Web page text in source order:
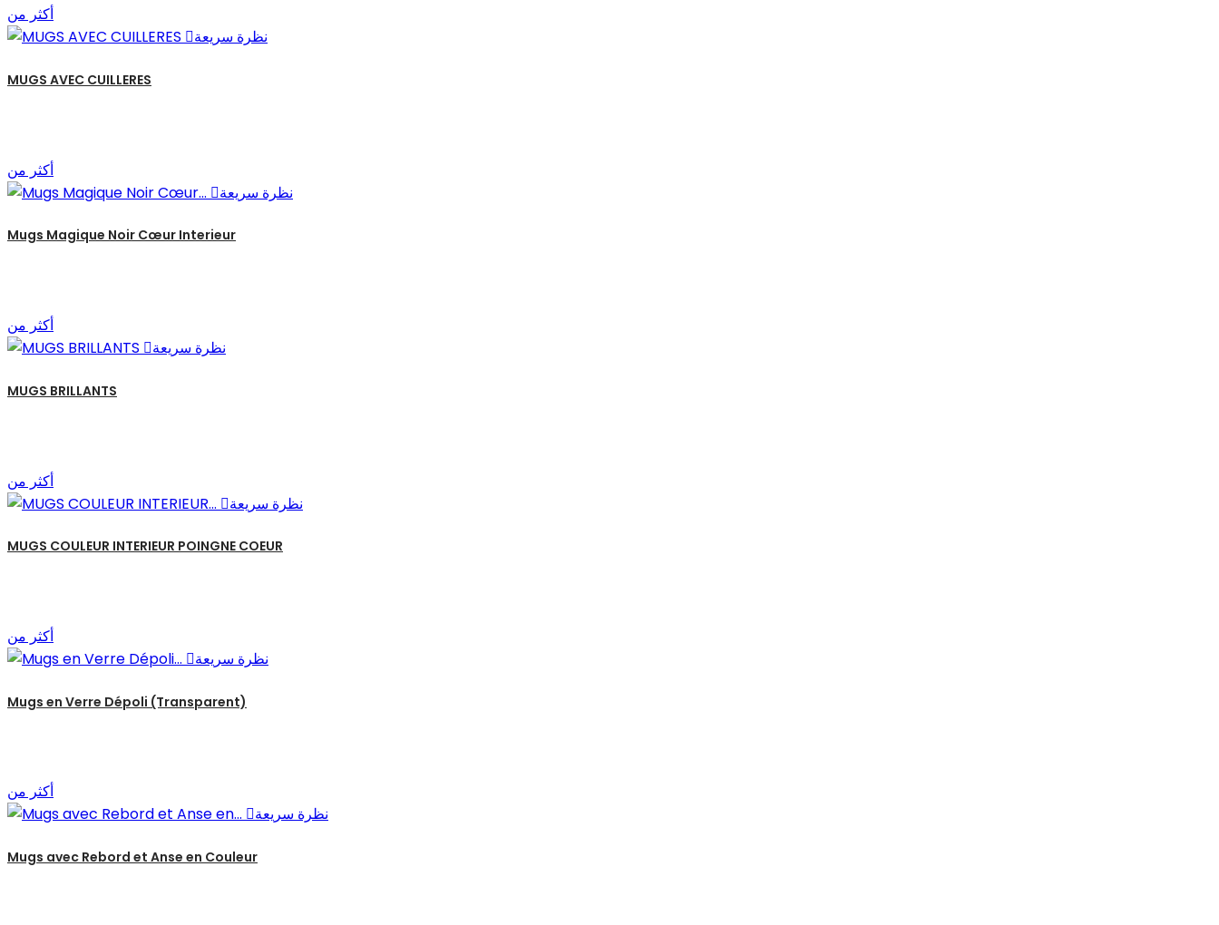
أكثر من
نظرة سريعة
MUGS AVEC CUILLERES
أكثر من
نظرة سريعة
Mugs Magique Noir Cœur Interieur
أكثر من
نظرة سريعة
MUGS BRILLANTS
أكثر من
نظرة سريعة
MUGS COULEUR INTERIEUR POINGNE COEUR
أكثر من
نظرة سريعة
Mugs en Verre Dépoli (Transparent)
أكثر من
نظرة سريعة
Mugs avec Rebord et Anse en Couleur